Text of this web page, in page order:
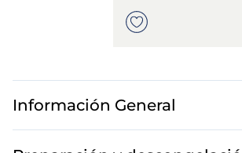
Información General